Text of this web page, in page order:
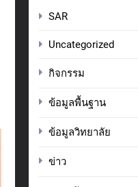
SAR
Uncategorized
กิจกรรม
ข้อมูลพื้นฐาน
ข้อมูลวิทยาลัย
ข่าว